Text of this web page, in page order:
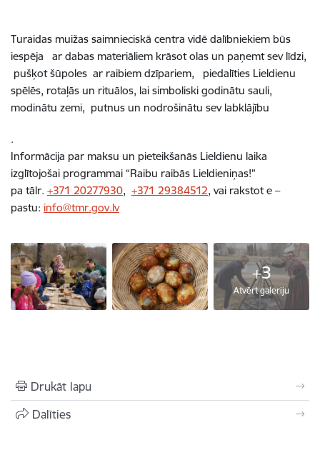
Turaidas muižas saimnieciskā centra vidē dalībniekiem būs
iespēja ar dabas materiāliem krāsot olas un paņemt sev līdzi,
pušķot šūpoles ar raibiem dzīpariem, piedalīties Lieldienu
spēlēs, rotaļās un rituālos, lai simboliski godinātu sauli,
modinātu zemi, putnus un nodrošinātu sev labklājību
.
Informācija par maksu un pieteikšanās Lieldienu laika
izglītojošai programmai “Raibu raibās Lieldieniņas!”
pa tālr. +371 20277930, +371 29384512, vai rakstot e –
pastu: info@tmr.gov.lv
+3
Atvērt galeriju
Drukāt lapu
Dalīties